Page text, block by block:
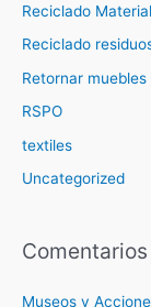
Reciclado
Reciclado
Retornar muebles
RSPO
textiles
Uncategorized
Museos y